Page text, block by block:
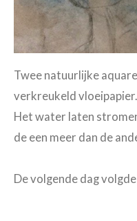
Twee natuurlijke
verkreukeld
Het water laten
de een meer dan de
De volgende dag